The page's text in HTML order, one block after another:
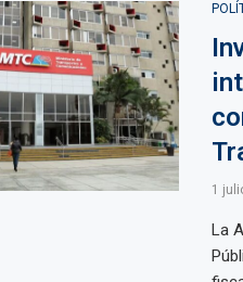
1
La